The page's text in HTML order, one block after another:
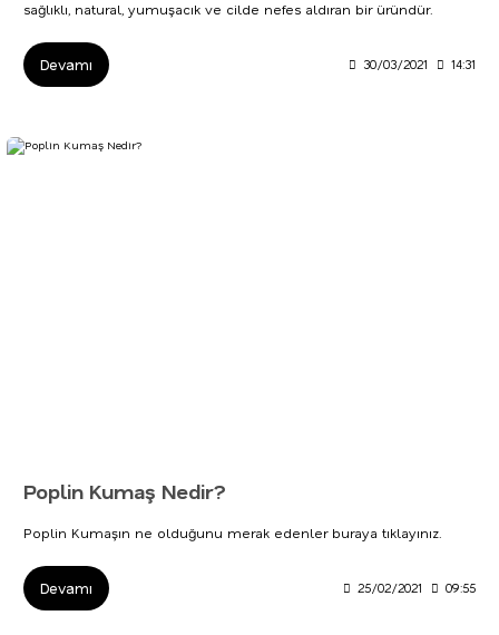
sağlıklı, natural, yumuşacık ve cilde nefes aldıran bir üründür.
Devamı 30/03/2021 14:31
Poplin Kumaş Nedir?
Poplin Kumaşın ne olduğunu merak edenler buraya tıklayınız.
Devamı 25/02/2021 09:55